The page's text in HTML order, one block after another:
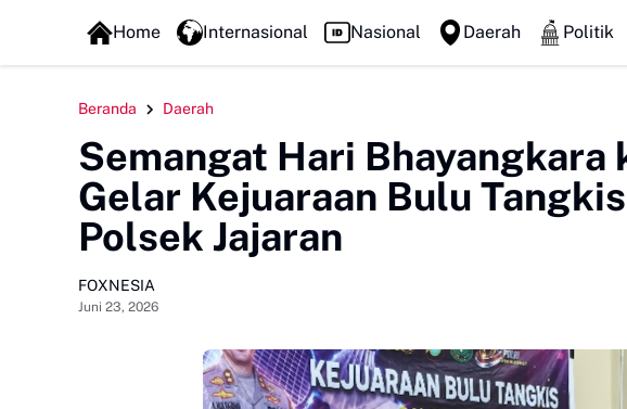
FOXLINE NEWS
Home Internasional Nasional Daerah Politik
Beranda Daerah
Semangat Hari Bhayangkara
Gelar Kejuaraan Bulu
Polsek Jajaran
FOXNESIA
Juni 23, 2026